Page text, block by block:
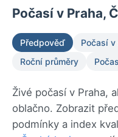
Počasí v Praha,
Předpověď Počasí v
Roční průměry
Živé počasí v Praha,
oblačno. Zobrazit
podmínky a index